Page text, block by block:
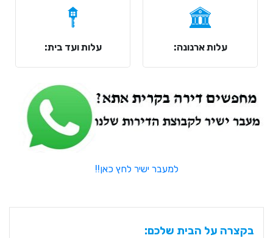
עלות ארנונה: עלות ועד בית:
למעבר ישיר לחץ כאן!!
בקצרה על הבית שלכם: